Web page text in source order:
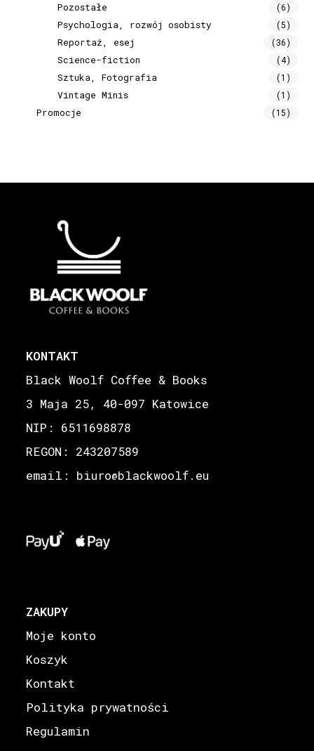
Pozostałe (6)
Psychologia, rozwój osobisty (5)
Reportaż, esej (36)
Science-fiction (4)
Sztuka, Fotografia (1)
Vintage Minis (1)
Promocje (15)
KONTAKT
Black Woolf Coffee & Books
3 Maja 25, 40-097 Katowice
NIP: 6511698878
REGON: 243207589
email: biuro@blackwoolf.eu
ZAKUPY
Moje konto
Koszyk
Kontakt
Polityka prywatności
Regulamin